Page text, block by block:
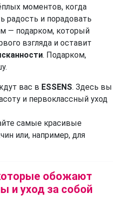
моментов, когда
радость и порадовать
— подарком, который
взгляда и оставит
. Подарком,
вас в ESSENS. Здесь вы
и первоклассный уход
самые красивые
или, например, для
обожают
и уход за собой